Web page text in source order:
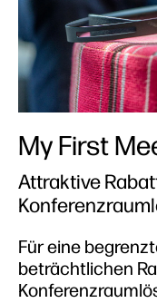
My First
Attraktive
Für eine
beträchtlichen